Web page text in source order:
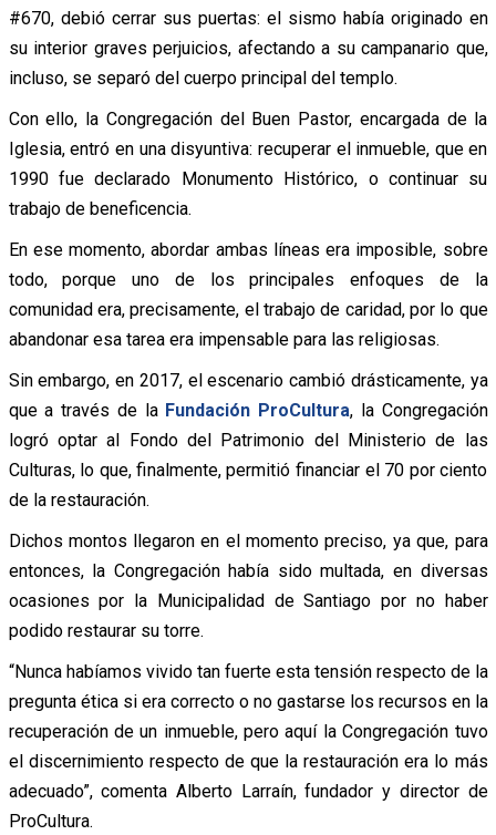
#670, debió cerrar sus puertas: el sismo había originado en
su interior graves perjuicios, afectando a su campanario que,
incluso, se separó del cuerpo principal del templo.
Con ello, la Congregación del Buen Pastor, encargada de la
Iglesia, entró en una disyuntiva: recuperar el inmueble, que en
1990 fue declarado Monumento Histórico, o continuar su
trabajo de beneficencia.
En ese momento, abordar ambas líneas era imposible, sobre
todo, porque uno de los principales enfoques de la
comunidad era, precisamente, el trabajo de caridad, por lo que
abandonar esa tarea era impensable para las religiosas.
Sin embargo, en 2017, el escenario cambió drásticamente, ya
que a través de la Fundación ProCultura, la Congregación
logró optar al Fondo del Patrimonio del Ministerio de las
Culturas, lo que, finalmente, permitió financiar el 70 por ciento
de la restauración.
Dichos montos llegaron en el momento preciso, ya que, para
entonces, la Congregación había sido multada, en diversas
ocasiones por la Municipalidad de Santiago por no haber
podido restaurar su torre.
“Nunca habíamos vivido tan fuerte esta tensión respecto de la
pregunta ética si era correcto o no gastarse los recursos en la
recuperación de un inmueble, pero aquí la Congregación tuvo
el discernimiento respecto de que la restauración era lo más
adecuado”, comenta Alberto Larraín, fundador y director de
ProCultura.